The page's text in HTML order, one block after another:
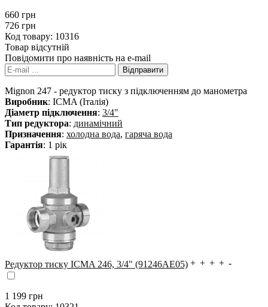
660 грн
726 грн
Код товару: 10316
Товар відсутній
Повідомити про наявність на e-mail
Mignon 247 - редуктор тиску з підключенням до манометра
Виробник: ICMA (Італія)
Діаметр підключення: 3/4"
Тип редуктора: динамічний
Призначення: холодна вода, гаряча вода
Гарантія: 1 рік
Редуктор тиску ICMA 246, 3/4" (91246AE05)
1 199 грн